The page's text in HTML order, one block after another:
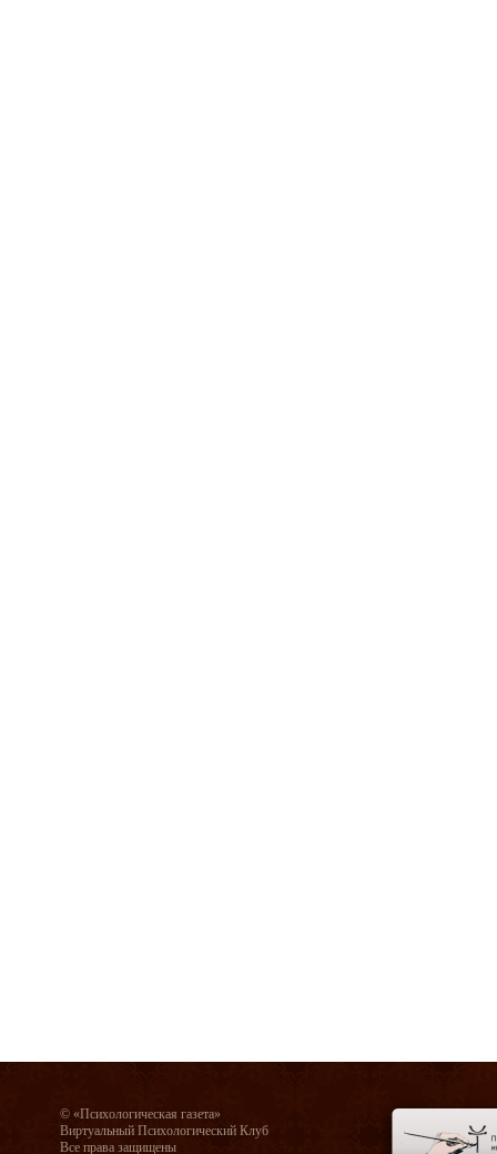
© «Психологическая газета»
Виртуальный Психологический Клуб
Все права защищены